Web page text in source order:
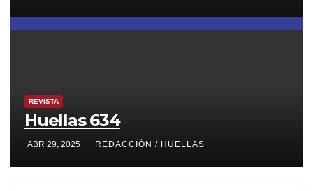
REVISTA
Huellas 634
ABR 29, 2025 REDACCIÓN / HUELLAS